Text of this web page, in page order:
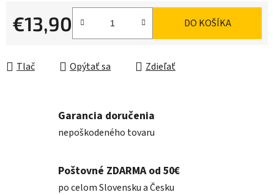
€13,90
Jednotková cena:
DO KOŠÍKA
Tlač Opýtať sa Zdieľať
Garancia doručenia
nepoškodeného tovaru
Poštovné ZDARMA od 50€
po celom Slovensku a Česku